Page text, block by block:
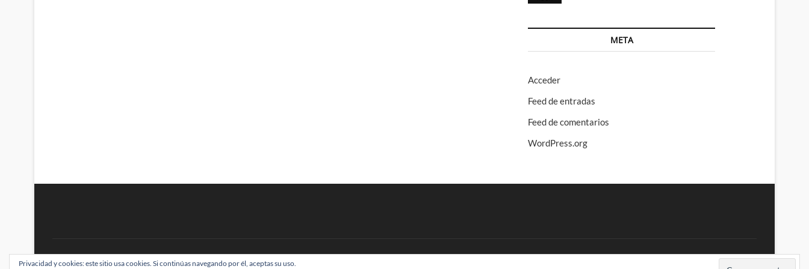
META
Acceder
Feed de entradas
Feed de comentarios
WordPress.org
BRAINSTOMPING| Diseñado por:Theme Freesia|WordPress| © Todos los derechos reservados
Privacidad y cookies: este sitio usa cookies. Si continúas navegando por él, aceptas su uso.